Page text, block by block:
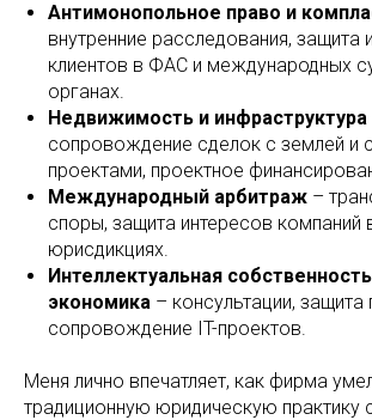
Антимонопольное право и
внутренние расследования, защита
клиентов в ФАС и международных
органах.
Недвижимость и инфраструктура
сопровождение сделок с землей и
проектами, проектное
Международный арбитраж –
споры, защита интересов компаний
юрисдикциях.
Интеллектуальная
экономика – консультации, защита
сопровождение IT-проектов.
Меня лично впечатляет, как фирма
традиционную юридическую практику